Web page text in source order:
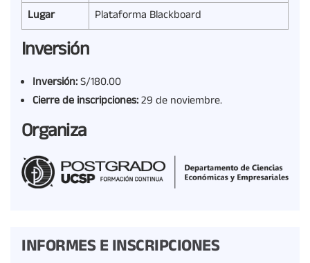
Lugar Plataforma Blackboard
Inversión
Inversión:S/180.00
Cierre de inscripciones:29 de noviembre.
Organiza
INFORMES E INSCRIPCIONES